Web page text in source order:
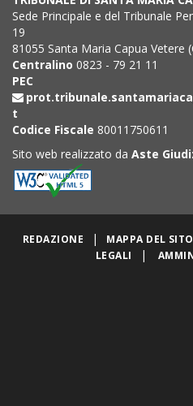
Sede Principale e del Tribunale
19
81055 Santa Maria Capua Vetere
Centralino 0823 - 79 21 11
PEC
t
Codice Fiscale 80011750611
Sito web realizzato da Aste
REDAZIONE | MAPPA DEL SITO
LEGALI
|